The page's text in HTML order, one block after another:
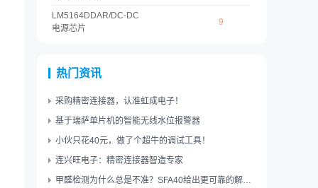
LM5164DDAR/DC-DC
电源芯片
9
热门资讯
采购精密连接器，认准虹成电子！
基于瑞萨单片机的智能无线水位报警器
小伙只花40元，做了个超牛的调试工具！
连兴旺电子：精密连接器智造专家
甲醛检测为什么总是不准？SFA40给出更可靠的解决方案